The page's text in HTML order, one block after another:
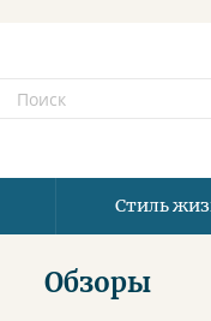
Стиль
Обзоры